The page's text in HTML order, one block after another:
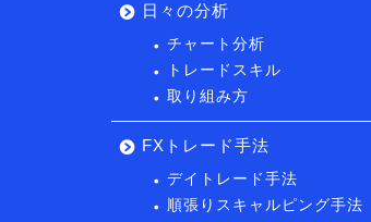
日々の分析
チャート分析
トレードスキル
取り組み方
FXトレード手法
デイトレード手法
順張りスキャルピング手法